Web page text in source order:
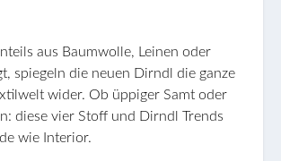
aus Baumwolle, Leinen oder
spiegeln die neuen Dirndl die ganze
wider. Ob üppiger Samt oder
diese vier Stoff und Dirndl Trends
wie Interior.